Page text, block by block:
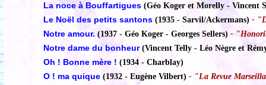
La noce à Bouffartigues (Géo Koger et Morelly - Vincent
Le Noël des petits santons (1935 - Sarvil/Ackermans) -
Notre amour. (1937 - Géo Koger - Georges Sellers) -
Notre dame du bonheur (Vincent Telly - Léo Nègre et
Oh ! Bonne mère ! (1934 - Charblay)
O ! ma quique (1932 - Eugène Vilbert) - "La Revue